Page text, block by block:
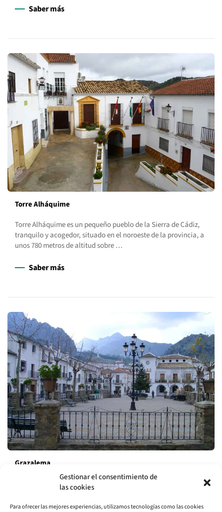
Gestionar el consentimiento de
las cookies
Para ofrecer las mejores experiencias, utilizamos tecnologías como las cookies
Saber más
Torre Alháquime
Torre Alháquime es un pequeño pueblo de la Sierra de Cádiz,
tranquilo y acogedor, situado en el noroeste de la provincia, a
unos 780 metros de altitud sobre …
Saber más
Grazalema
Situado en el corazón del Parque Natural de la Sierra de
naturales únicos. Con su rica historia y…